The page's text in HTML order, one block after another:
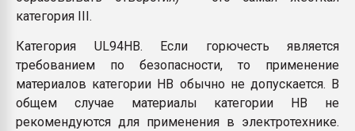
категория III.
Категория UL94НВ. Если горючесть является
требованием по безопасности, то применение
материалов категории НВ обычно не допускается. В
общем случае материалы категории НВ не
рекомендуются для применения в электротехнике.